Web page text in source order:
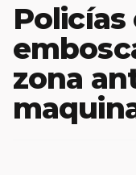
Policías
zona